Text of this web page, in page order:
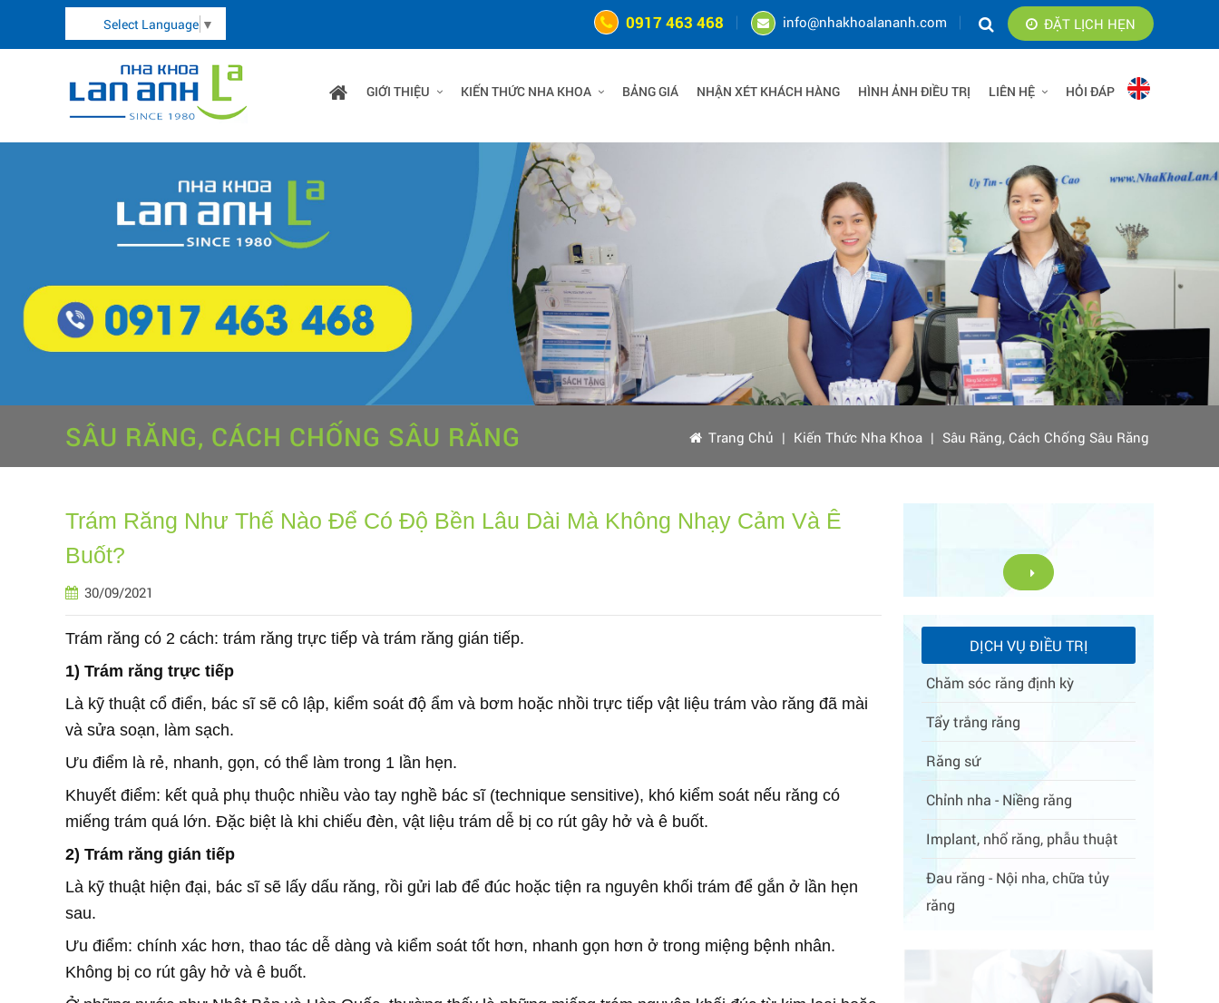
Select Language ▼ 0917 463 468 info@nhakhoalananh.com ĐẶT LỊCH HẸN
GIỚI THIỆU KIẾN THỨC NHA KHOA BẢNG GIÁ NHẬN XÉT KHÁCH HÀNG HÌNH ẢNH ĐIỀU TRỊ LIÊN HỆ HỎI ĐÁP
SÂU RĂNG, CÁCH CHỐNG SÂU RĂNG Trang Chủ | Kiến Thức Nha Khoa | Sâu Răng, Cách Chống Sâu Răng
Trám Răng Như Thế Nào Để Có Độ Bền Lâu Dài Mà Không Nhạy Cảm Và Ê
Buốt?
30/09/2021
Trám răng có 2 cách: trám răng trực tiếp và trám răng gián tiếp.
1) Trám răng trực tiếp
Là kỹ thuật cổ điển, bác sĩ sẽ cô lập, kiểm soát độ ẩm và bơm hoặc nhồi trực tiếp vật liệu trám vào răng đã mài
và sửa soạn, làm sạch.
Ưu điểm là rẻ, nhanh, gọn, có thể làm trong 1 lần hẹn.
Khuyết điểm: kết quả phụ thuộc nhiều vào tay nghề bác sĩ (technique sensitive), khó kiểm soát nếu răng có
miếng trám quá lớn. Đặc biệt là khi chiếu đèn, vật liệu trám dễ bị co rút gây hở và ê buốt.
2) Trám răng gián tiếp
Là kỹ thuật hiện đại, bác sĩ sẽ lấy dấu răng, rồi gửi lab để đúc hoặc tiện ra nguyên khối trám để gắn ở lần hẹn
sau.
Ưu điểm: chính xác hơn, thao tác dễ dàng và kiểm soát tốt hơn, nhanh gọn hơn ở trong miệng bệnh nhân.
Không bị co rút gây hở và ê buốt.
DỊCH VỤ ĐIỀU TRỊ
Chăm sóc răng định kỳ
Tẩy trắng răng
Răng sứ
Chỉnh nha - Niềng răng
Implant, nhổ răng, phẫu thuật
Đau răng - Nội nha, chữa tủy
răng